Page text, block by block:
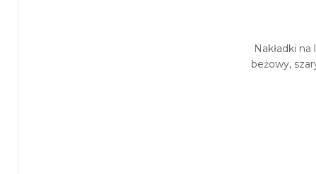
Nakładki
beżowy,